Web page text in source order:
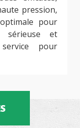
pression,
pour
sérieuse et
pour